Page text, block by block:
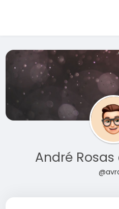
André